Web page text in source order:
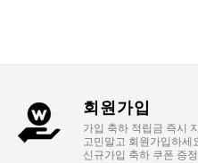
회원가입
가입 축하 적립금 즉시
고민말고 회원가입하세
신규가입 축하 쿠폰 증정